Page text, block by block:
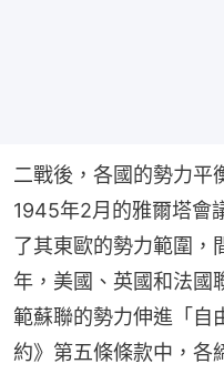
二戰後，各國的勢力平
1945年2月的雅爾塔會
了其東歐的勢力範圍，
年，美國、英國和法國
範蘇聯的勢力伸進「自
約》第五條條款中，各